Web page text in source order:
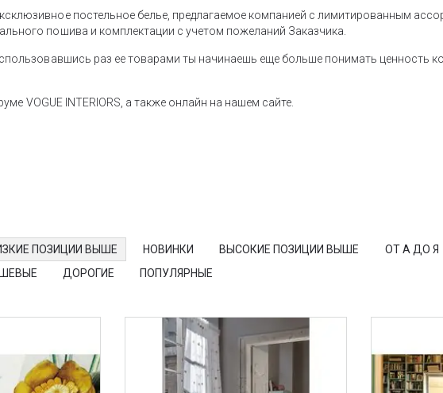
постельное белье, предлагаемое компанией с лимитированным
пошива и комплектации с учетом пожеланий Заказчика.
раз ее товарами ты начинаешь еще больше понимать ценность
VOGUE INTERIORS, а также онлайн на нашем сайте.
ПОЗИЦИИ ВЫШЕ НОВИНКИ ВЫСОКИЕ ПОЗИЦИИ ВЫШЕ ОТ А ДО Я
ДОРОГИЕ ПОПУЛЯРНЫЕ